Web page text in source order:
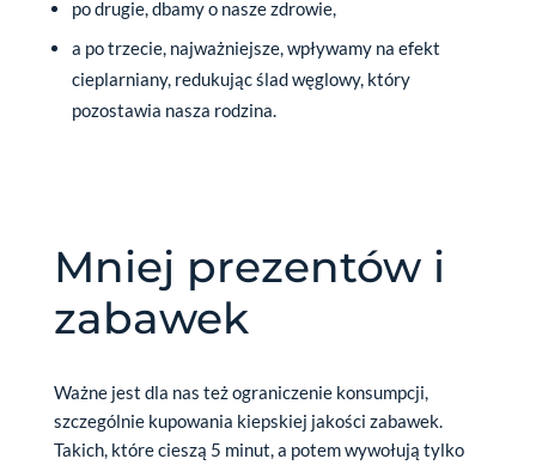
po drugie, dbamy o nasze zdrowie,
a po trzecie, najważniejsze, wpływamy na efekt
cieplarniany, redukując ślad węglowy, który
pozostawia nasza rodzina.
Mniej prezentów i
zabawek
Ważne jest dla nas też ograniczenie konsumpcji,
szczególnie kupowania kiepskiej jakości zabawek.
Takich, które cieszą 5 minut, a potem wywołują tylko